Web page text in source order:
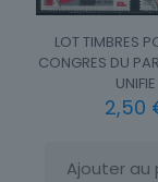
LOT TIMBRES
CONGRES DU
UNIFIE
2,50
Ajouter au